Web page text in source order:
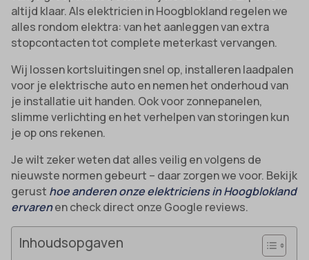
altijd klaar. Als elektricien in Hoogblokland regelen we
alles rondom elektra: van het aanleggen van extra
stopcontacten tot complete meterkast vervangen.
Wij lossen kortsluitingen snel op, installeren laadpalen
voor je elektrische auto en nemen het onderhoud van
je installatie uit handen. Ook voor zonnepanelen,
slimme verlichting en het verhelpen van storingen kun
je op ons rekenen.
Je wilt zeker weten dat alles veilig en volgens de
nieuwste normen gebeurt – daar zorgen we voor. Bekijk
gerust hoe anderen onze elektriciens in Hoogblokland
ervarenen check direct onze Google reviews.
Inhoudsopgaven